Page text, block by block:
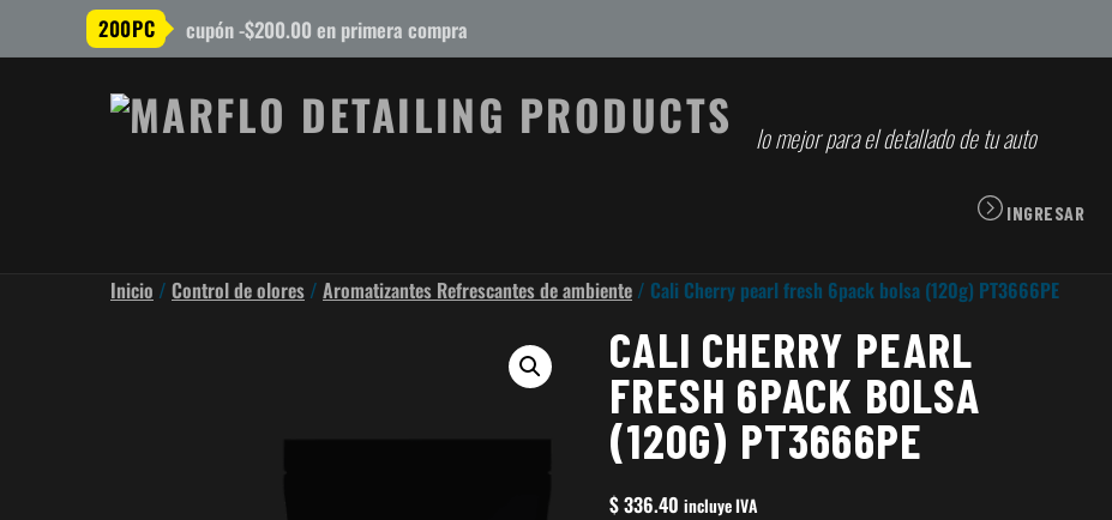
200PC cupón -$200.00 en primera compra
lo mejor para el detallado de tu auto
INGRESAR
Inicio / Control de olores / Aromatizantes Refrescantes de ambiente / Cali Cherry pearl fresh 6pack bolsa (120g) PT3666PE
CALI CHERRY PEARL
FRESH 6PACK BOLSA
(120G) PT3666PE
$336.40 incluye IVA